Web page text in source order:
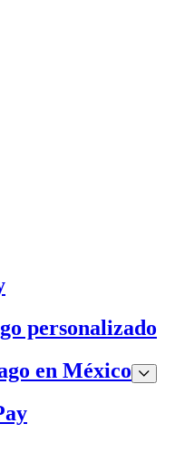
personalizado
en México